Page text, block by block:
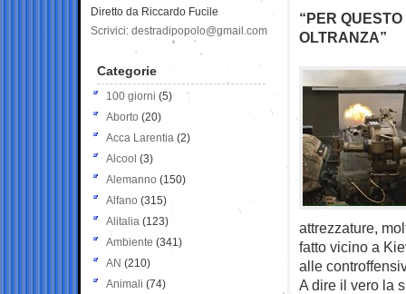
“PER
OLTRANZA”
attrezzature,
fatto vicino a
alle
A dire il vero la
Diretto da Riccardo Fucile
Scrivici: destradipopolo@gmail.com
Categorie
100 giorni (5)
Aborto (20)
Acca Larentia (2)
Alcool (3)
Alemanno (150)
Alfano (315)
Alitalia (123)
Ambiente (341)
AN (210)
Animali (74)